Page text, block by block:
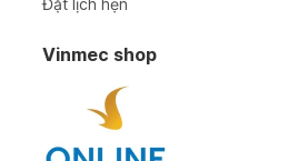
Đặt lịch hẹn
Vinmec shop